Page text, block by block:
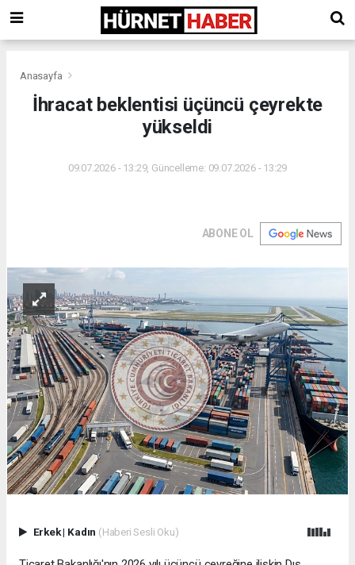
Anasayfa
İhracat beklentisi üçüncü çeyrekte
yükseldi
09.07.2026 - 13:29, Güncelleme: 09.07.2026 - 13:29
ABONE OL
Erkek| Kadın (Haberi Sesli Oku)